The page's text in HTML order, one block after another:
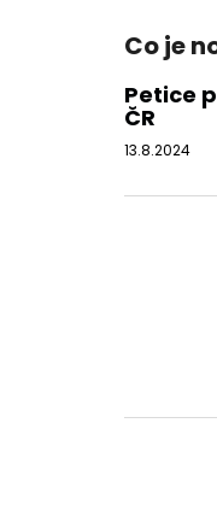
Co je
Petice
ČR
13.8.2024